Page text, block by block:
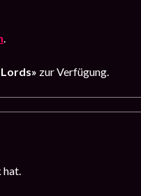
zur Verfügung.